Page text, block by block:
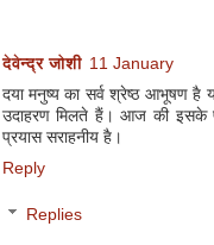
देवेन्द्र जोशी 11 January
दया मनुष्य का सर्व श्रेष्ठ आभूषण है
उदाहरण मिलते हैं। आज की इसके
प्रयास सराहनीय है।
Reply
Replies